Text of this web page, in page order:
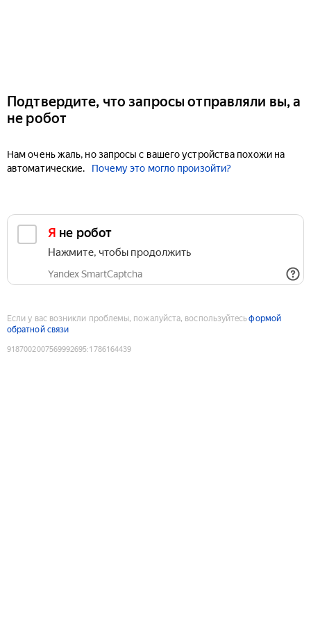
Подтвердите, что запросы отправляли вы, а
не робот
Нам очень жаль, но запросы с вашего устройства похожи на
автоматические.
Почему это могло произойти?
Я не робот
Нажмите, чтобы продолжить
Yandex SmartCaptcha
Если у вас возникли проблемы, пожалуйста, воспользуйтесьформой
обратной связи
9187002007569992695:1786164439